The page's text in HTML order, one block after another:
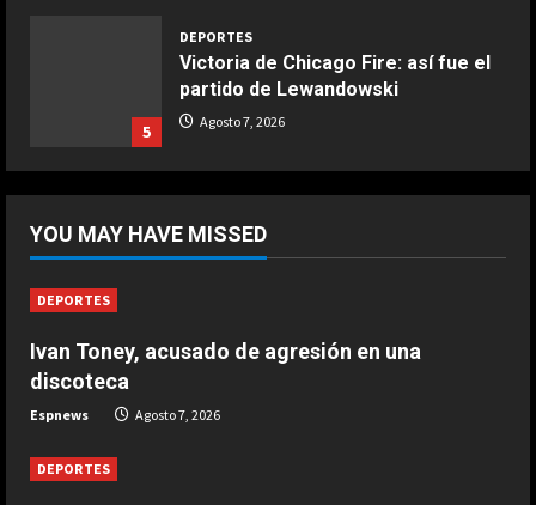
5
COCINA
Ternera guisada con senderuelas
5
DEPORTES
Victoria de Chicago Fire: así fue el
partido de Lewandowski
Agosto 7, 2026
DEPORTES
Infantino
DEPORTES
YOU MAY HAVE MISSED
DEPORTES
Ivan Toney, acusado de agresión en una
discoteca
Espnews Agosto 7, 2026
DEPORTES